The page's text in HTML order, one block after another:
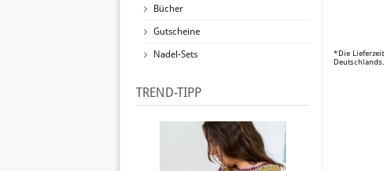
Bücher
Gutscheine
Nadel-Sets
TREND-TIPP
*Die